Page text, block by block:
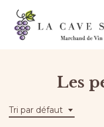
Skip
main
Les
Tri par défaut